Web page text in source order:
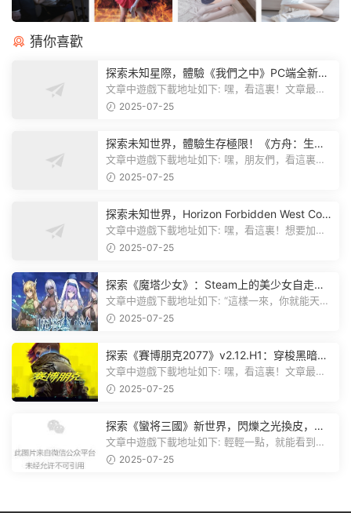
猜你喜歡
探索未知星際，體驗《我們之中》PC端全新版
本
文章中遊戲下載地址如下: 嘿，看這裏！文章最後
有個圖片，點一下就能加入我們遊...
2025-07-25
探索未知世界，體驗生存極限！《方舟：生存
飛升》v38.9中文版全新升級！
文章中遊戲下載地址如下: 嘿，朋友們，看這裏！
《方舟：生存飛升》這個遊戲超火...
2025-07-25
探索未知世界，Horizon Forbidden West Com
plete Edition正式發布！
文章中遊戲下載地址如下: 嘿，看這裏！想要加入
遊戲資源分享群，就點文章最後那...
2025-07-25
探索《魔塔少女》：Steam上的美少女自走
棋，戰鬥與策略的雙重盛宴！
文章中遊戲下載地址如下: “這樣一來，你就能天天
2025-07-25
探索《賽博朋克2077》v2.12.H1：穿梭黑暗都
市，感受未來世界的震撼
文章中遊戲下載地址如下: 嘿，看這裏！文章最後
有個圖片，點一下就能加入我們的...
2025-07-25
探索《蠻将三國》新世界，閃爍之光換皮，共
赴手遊盛宴！
文章中遊戲下載地址如下: 輕輕一點，就能看到原
文。 滑動一下屏幕，就能看到...
2025-07-25